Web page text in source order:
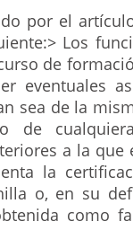
por el
Los
de
eventuales
sea de la
de
a la que
la
o, en su
como